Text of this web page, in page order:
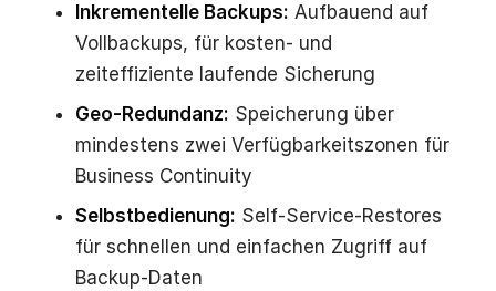
Inkrementelle Backups: Aufbauend auf
Vollbackups, für kosten- und
zeiteffiziente laufende Sicherung
Geo-Redundanz: Speicherung über
mindestens zwei Verfügbarkeitszonen für
Business Continuity
Selbstbedienung: Self-Service-Restores
für schnellen und einfachen Zugriff auf
Backup-Daten